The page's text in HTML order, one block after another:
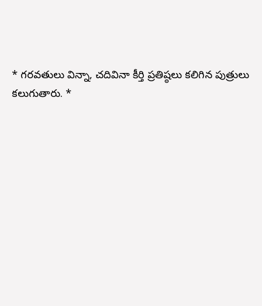
* గర్భవతులు విన్నా, చదివినా కీర్తి ప్రతిష్ఠలు కలిగిన పుత్రులు
కలుగుతారు. *